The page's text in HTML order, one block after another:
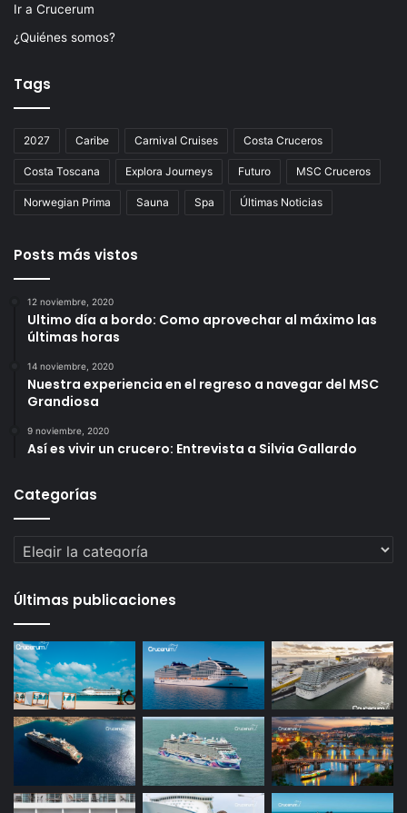
Ir a Crucerum
¿Quiénes somos?
Tags
2027 Caribe Carnival Cruises Costa Cruceros
Costa Toscana Explora Journeys Futuro MSC Cruceros
Norwegian Prima Sauna Spa Últimas Noticias
Posts más vistos
12 noviembre, 2020
Ultimo día a bordo: Como aprovechar al máximo las
últimas horas
14 noviembre, 2020
Nuestra experiencia en el regreso a navegar del MSC
Grandiosa
9 noviembre, 2020
Así es vivir un crucero: Entrevista a Silvia Gallardo
Categorías
Categorías
Últimas publicaciones